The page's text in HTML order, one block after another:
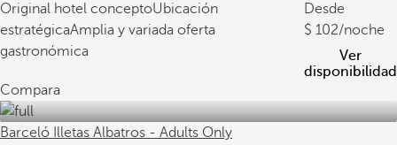
Original hotel conceptoUbicación
estratégicaAmplia y variada oferta
gastronómica
Desde
102/noche
Ver
disponibilidad
Compara
Barceló Illetas Albatros - Adults Only